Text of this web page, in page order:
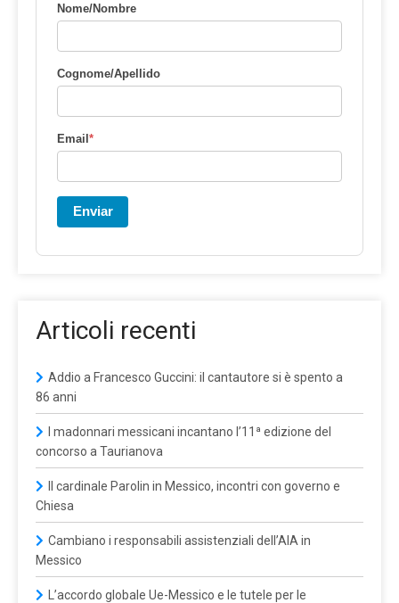
Nome/Nombre
Cognome/Apellido
Email*
Enviar
Articoli recenti
Addio a Francesco Guccini: il cantautore si è spento a
86 anni
I madonnari messicani incantano l’11ª edizione del
concorso a Taurianova
Il cardinale Parolin in Messico, incontri con governo e
Chiesa
Cambiano i responsabili assistenziali dell’AIA in
Messico
L’accordo globale Ue-Messico e le tutele per le